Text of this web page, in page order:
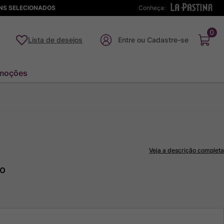
Conheça:
SELECIONADOS
Lista de desejos
0
Veja a descrição completa